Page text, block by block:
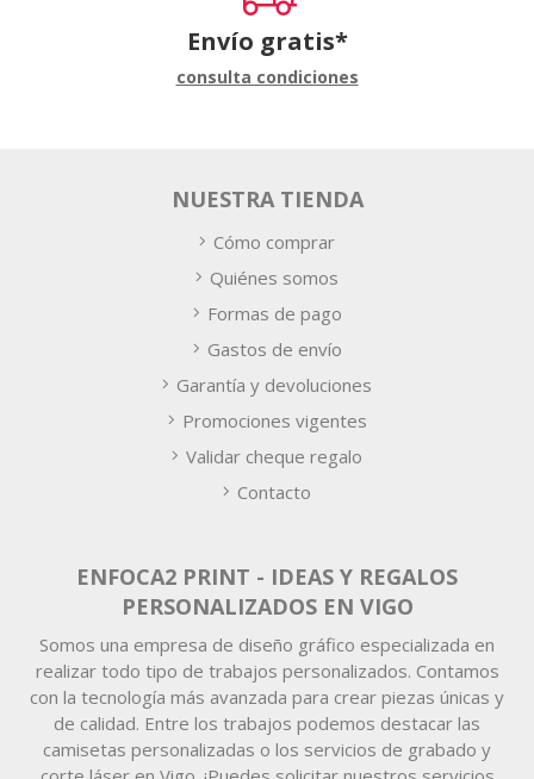
Envío gratis*
consulta condiciones
ENFOCA2 PRINT - IDEAS Y REGALOS
PERSONALIZADOS EN VIGO
Somos una empresa de diseño gráfico especializada en
realizar todo tipo de trabajos personalizados. Contamos
con la tecnología más avanzada para crear piezas únicas y
de calidad. Entre los trabajos podemos destacar las
camisetas personalizadas o los servicios de grabado y
NUESTRA TIENDA
Cómo comprar
Quiénes somos
Formas de pago
Gastos de envío
Garantía y devoluciones
Promociones vigentes
Validar cheque regalo
Contacto